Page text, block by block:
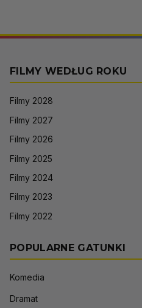
FILMY WEDŁUG ROKU
Filmy 2028
Filmy 2027
Filmy 2026
Filmy 2025
Filmy 2024
Filmy 2023
Filmy 2022
POPULARNE GATUNKI
Komedia
Dramat